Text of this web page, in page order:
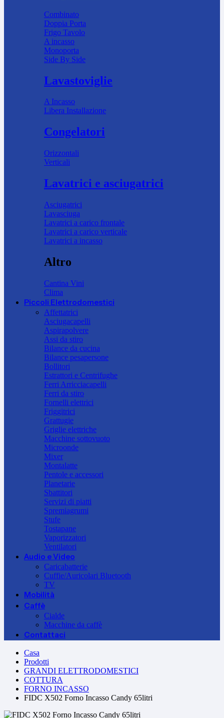
Combinato
Doppia Porta
Frigo Tavolo
A incasso
Monoporta
Side By Side
Lavastoviglie
A Incasso
Libera Installazione
Congelatori
Orizzontali
Verticali
Lavatrici e asciugatrici
Asciugatrici
Lavasciuga
Lavatrici a carico frontale
Lavatrici a carico verticale
Lavatrici a incasso
Altro
Cantina Vini
Clima
Piccoli Elettrodomestici
Affettatrici
Asciugacapelli
Aspirapolvere
Assi da stiro
Bilance da cucina
Bilance pesapersone
Bollitori
Estrattori e Centrifughe
Ferri Arricciacapelli
Ferri da stiro
Fornelli elettrici
Friggitrici
Grattugie
Griglie elettriche
Macchine sottovuoto
Microonde
Mixer
Montalatte
Pentole e accessori
Planetarie
Sbattitori
Servizi di piatti
Spremiagrumi
Stufe
Tostapane
Vaporizzatori
Ventilatori
Audio e Video
Caricabatterie
Cuffie/Auricolari Bluetooth
TV
Mobilità
Caffè
Cialde
Macchine da caffè
Contattaci
Casa
Prodotti
GRANDI ELETTRODOMESTICI
COTTURA
FORNO INCASSO
FIDC X502 Forno Incasso Candy 65litri